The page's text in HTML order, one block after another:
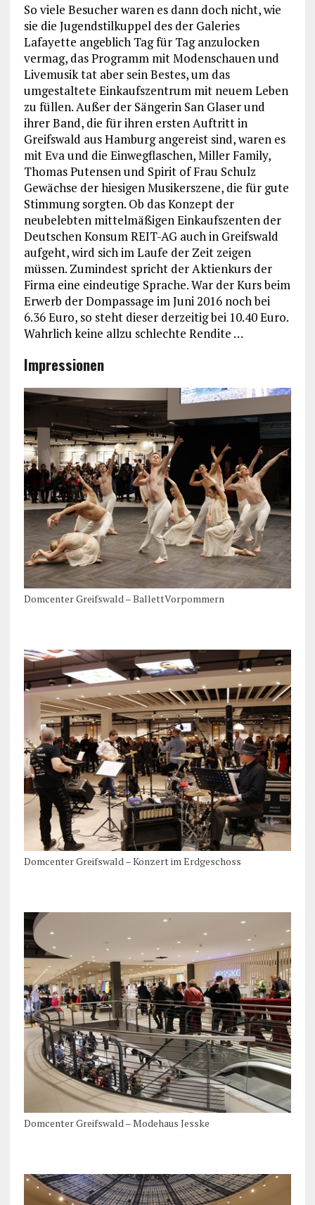
So viele Besucher waren es dann doch nicht, wie
sie die Jugendstilkuppel des der Galeries
Lafayette angeblich Tag für Tag anzulocken
vermag, das Programm mit Modenschauen und
Livemusik tat aber sein Bestes, um das
umgestaltete Einkaufszentrum mit neuem Leben
zu füllen. Außer der Sängerin San Glaser und
ihrer Band, die für ihren ersten Auftritt in
Greifswald aus Hamburg angereist sind, waren es
mit Eva und die Einwegflaschen, Miller Family,
Thomas Putensen und Spirit of Frau Schulz
Gewächse der hiesigen Musikerszene, die für gute
Stimmung sorgten. Ob das Konzept der
neubelebten mittelmäßigen Einkaufszenten der
Deutschen Konsum REIT-AG auch in Greifswald
aufgeht, wird sich im Laufe der Zeit zeigen
müssen. Zumindest spricht der Aktienkurs der
Firma eine eindeutige Sprache. War der Kurs beim
Erwerb der Dompassage im Juni 2016 noch bei
6.36 Euro, so steht dieser derzeitig bei 10.40 Euro.
Wahrlich keine allzu schlechte Rendite …
Impressionen
Domcenter Greifswald – BallettVorpommern
Domcenter Greifswald – Konzert im Erdgeschoss
Domcenter Greifswald – Modehaus Jesske